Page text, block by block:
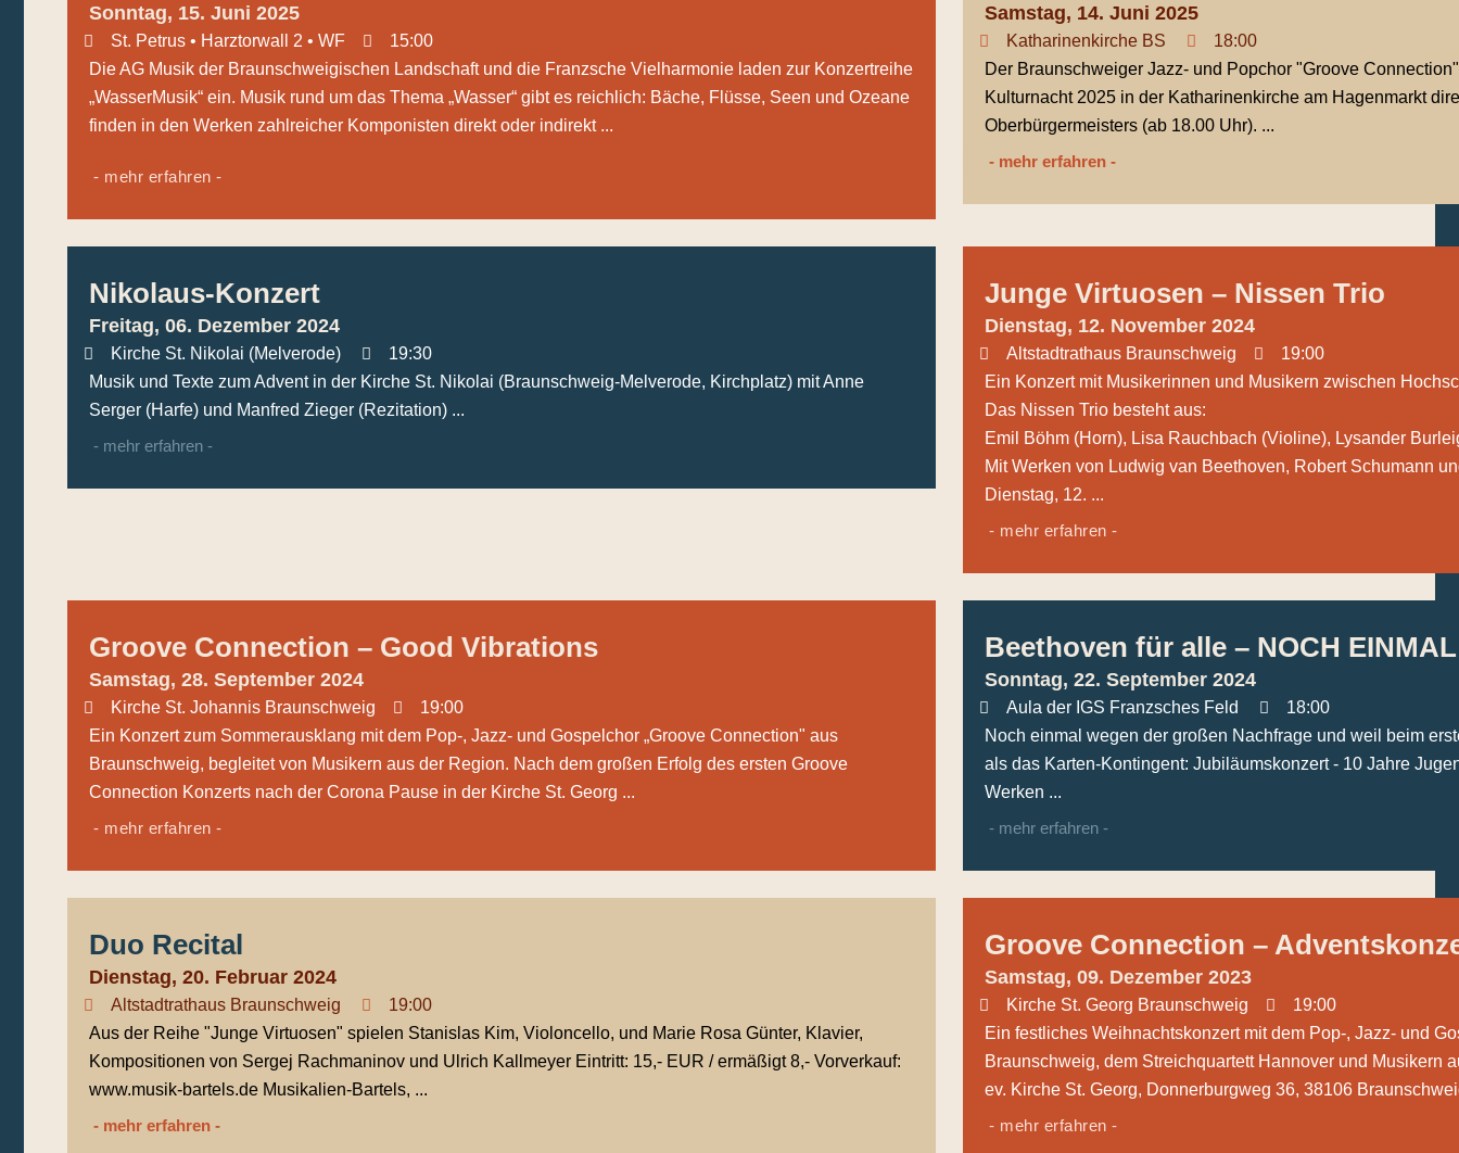
Sonntag, 15. Juni 2025
St. Petrus • Harztorwall 2 • WF
15:00
Die AG Musik der Braunschweigischen Landschaft und die Franzsche Vielharmonie laden zur Konzertreihe
„WasserMusik“ ein. Musik rund um das Thema „Wasser“ gibt es reichlich: Bäche, Flüsse, Seen und Ozeane
finden in den Werken zahlreicher Komponisten direkt oder indirekt ...
- mehr erfahren -
Samstag, 14. Juni 2025
Katharinenkirche BS
18:00
Der Braunschweiger Jazz- und Popchor "Groove
Kulturnacht 2025 in der Katharinenkirche am Hagenmarkt
Oberbürgermeisters (ab 18.00 Uhr). ...
- mehr erfahren -
Nikolaus-Konzert
Freitag, 06. Dezember 2024
Kirche St. Nikolai (Melverode)
19:30
Musik und Texte zum Advent in der Kirche St. Nikolai (Braunschweig-Melverode, Kirchplatz) mit Anne
Serger (Harfe) und Manfred Zieger (Rezitation) ...
- mehr erfahren -
Junge Virtuosen – Nissen Trio
Dienstag, 12. November 2024
Altstadtrathaus Braunschweig
19:00
Ein Konzert mit Musikerinnen und Musikern zwischen
Das Nissen Trio besteht aus:
Emil Böhm (Horn), Lisa Rauchbach (Violine), Lysander
Mit Werken von Ludwig van Beethoven, Robert Schumann
Dienstag, 12. ...
- mehr erfahren -
Groove Connection – Good Vibrations
Samstag, 28. September 2024
Kirche St. Johannis Braunschweig
19:00
Ein Konzert zum Sommerausklang mit dem Pop-, Jazz- und Gospelchor „Groove Connection" aus
Braunschweig, begleitet von Musikern aus der Region. Nach dem großen Erfolg des ersten Groove
Connection Konzerts nach der Corona Pause in der Kirche St. Georg ...
- mehr erfahren -
Beethoven für alle – NOCH
Sonntag, 22. September 2024
Aula der IGS Franzsches Feld
18:00
Noch einmal wegen der großen Nachfrage und weil beim
als das Karten-Kontingent: Jubiläumskonzert - 10 Jahre
Werken ...
- mehr erfahren -
Duo Recital
Dienstag, 20. Februar 2024
Altstadtrathaus Braunschweig
19:00
Aus der Reihe "Junge Virtuosen" spielen Stanislas Kim, Violoncello, und Marie Rosa Günter, Klavier,
Kompositionen von Sergej Rachmaninov und Ulrich Kallmeyer Eintritt: 15,- EUR / ermäßigt 8,- Vorverkauf:
www.musik-bartels.de Musikalien-Bartels, ...
- mehr erfahren -
Groove Connection –
Samstag, 09. Dezember 2023
Kirche St. Georg Braunschweig
19:00
Ein festliches Weihnachtskonzert mit dem Pop-, Jazz- und
Braunschweig, dem Streichquartett Hannover und Musikern
ev. Kirche St. Georg, Donnerburgweg 36, 38106
- mehr erfahren -